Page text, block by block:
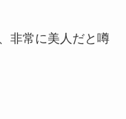
非常に美人だと噂